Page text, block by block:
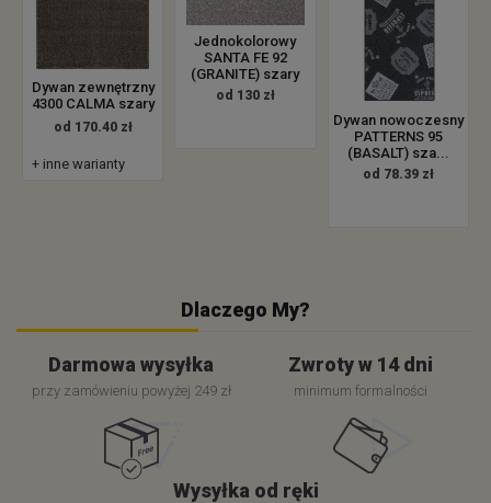
Dywan zewnętrzny
4300 CALMA szary
od 170.40 zł
+ inne warianty
Jednokolorowy
SANTA FE 92
(GRANITE) szary
od 130 zł
Dywan nowoczesny
PATTERNS 95
(BASALT) sza...
od 78.39 zł
Dlaczego My?
Darmowa wysyłka
przy zamówieniu powyżej 249 zł
Zwroty w 14 dni
minimum formalności
Wysyłka od ręki